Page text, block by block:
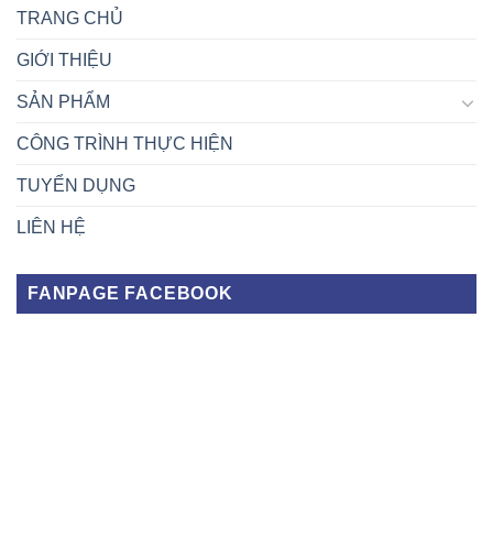
TRANG CHỦ
GIỚI THIỆU
SẢN PHẨM
CÔNG TRÌNH THỰC HIỆN
TUYỂN DỤNG
LIÊN HỆ
FANPAGE FACEBOOK